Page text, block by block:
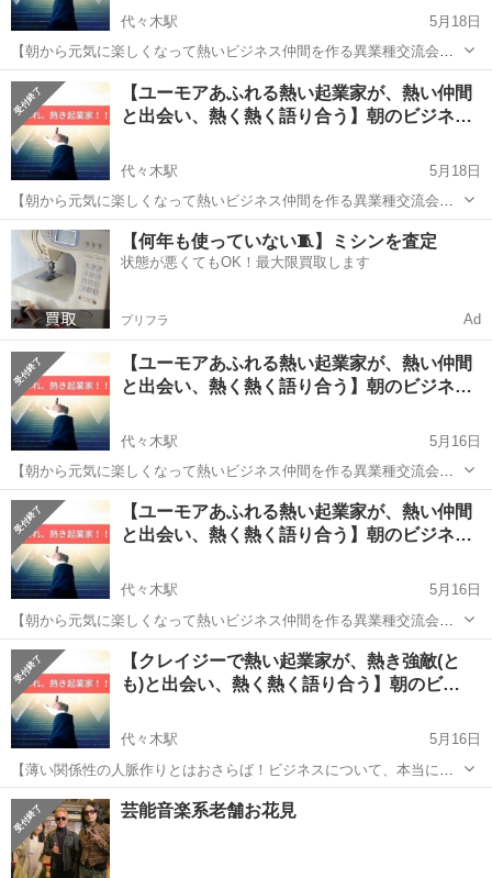
代々木駅
5月18日
【朝から元気に楽しくなって熱いビジネス仲間を作る異業種交流会】
【開催日時】 ★２０２３年６月１日（木）９：００～１０：１５★
現在、各地で様々な異業種交流会が開催されていますが、あなたは正
直、こんな不満はあ...
東京 渋谷区 その他 ビジネス
【ユーモアあふれる熱い起業家が、熱い仲間
と出会い、熱く熱く語り合う】朝のビジネ…
代々木駅
5月18日
【朝から元気に楽しくなって熱いビジネス仲間を作る異業種交流会】
【開催日時】 ★２０２３年５月３０日（火）９：００～１０：１５
★ 現在、各地で様々な異業種交流会が開催されていますが、あなた
は正直、こんな不満は...
東京 渋谷区 代々木駅 その他 ビジネス
【何年も使っていない🧵】ミシンを査定
状態が悪くてもOK！最大限買取します
プリフラ Ad
【ユーモアあふれる熱い起業家が、熱い仲間
と出会い、熱く熱く語り合う】朝のビジネ…
代々木駅
5月16日
【朝から元気に楽しくなって熱いビジネス仲間を作る異業種交流会】
【開催日時】 ★２０２３年５月２５日（木）９：００～１０：１５
★ 現在、各地で様々な異業種交流会が開催されていますが、あなた
は正直、こんな不満は...
東京 渋谷区 代々木駅 その他 ビジネス
【ユーモアあふれる熱い起業家が、熱い仲間
と出会い、熱く熱く語り合う】朝のビジネ…
代々木駅
5月16日
【朝から元気に楽しくなって熱いビジネス仲間を作る異業種交流会】
【開催日時】 ★２０２３年５月２３日（火）９：００～１０：１５
★ 現在、各地で様々な異業種交流会が開催されていますが、あなた
は正直、こんな不...
東京 渋谷区 代々木駅 その他 ビジネス
【クレイジーで熱い起業家が、熱き強敵(と
も)と出会い、熱く熱く語り合う】朝のビ…
代々木駅
5月16日
【薄い関係性の人脈作りとはおさらば！ビジネスについて、本当に深
く熱い話し合いができる仲間を作る異業種交流会】 【開催日時】 ★２
０２３年５月１８日（木）９：００～１０：１５★ 現在、各地で
様々な異業種交流...
東京 渋谷区 代々木駅 その他 ビジネス
芸能音楽系老舗お花見